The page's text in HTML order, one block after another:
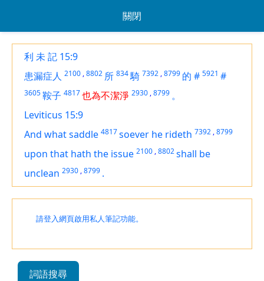
關閉
利 未 記 15:9
患漏症人 2100 ,8802 所 834騎 7392 ,8799 的 # 5921 #
3605鞍子 4817也為不潔淨 2930 ,8799 。
Leviticus 15:9
And what saddle 4817soever he rideth 7392 ,8799
upon that hath the issue 2100 ,8802shall be
unclean 2930 ,8799 .
請登入網頁啟用私人筆記功能。
詞語搜尋